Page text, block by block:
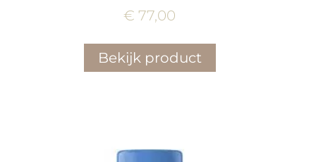
€ 77,00
Bekijk product